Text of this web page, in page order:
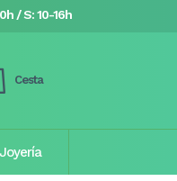
/ S: 10-16h
Cesta
Joyería